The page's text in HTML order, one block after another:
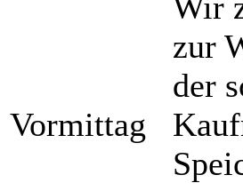
Vormittag
zur
der